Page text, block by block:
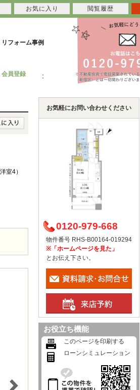
リフォーム事例
会員登録
室4）
お気軽にお問い合わせください
0120-979-668
物件番号 RHS-B00164-019294
※「ホームページを見た」
とお伝え下さい。
お役立ち機能
このページを印刷する
ローンシミュレーション
お気に入り 閲覧履歴